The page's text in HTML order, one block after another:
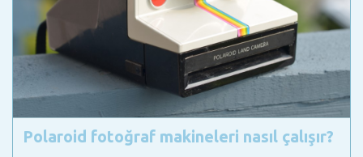
Polaroid fotoğraf makineleri nasıl çalışır?